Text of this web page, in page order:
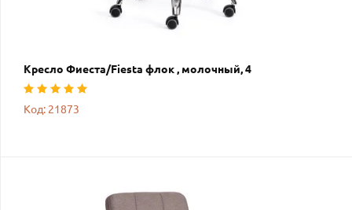
Кресло Фиеста/Fiesta флок , молочный, 4
Код: 21873